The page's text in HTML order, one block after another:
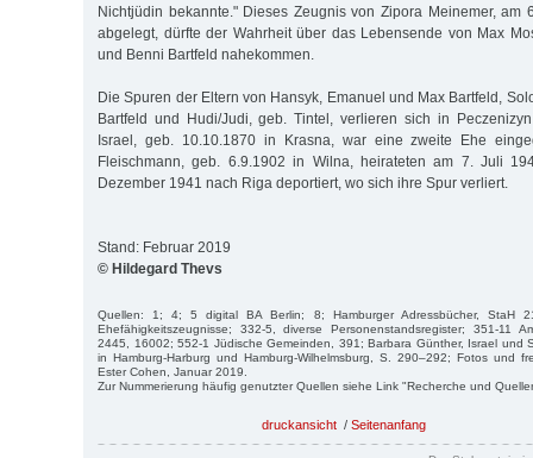
Nichtjüdin bekannte." Dieses Zeugnis von Zipora Meinemer, am
abgelegt, dürfte der Wahrheit über das Lebensende von Max
und Benni Bartfeld nahekommen.
Die Spuren der Eltern von Hansyk, Emanuel und Max Bartfeld,
Bartfeld und Hudi/Judi, geb. Tintel, verlieren sich in
Israel, geb. 10.10.1870 in Krasna, war eine zweite Ehe
Fleischmann, geb. 6.9.1902 in Wilna, heirateten am 7. Juli
Dezember 1941 nach Riga deportiert, wo sich ihre Spur verliert.
Stand: Februar 2019
© Hildegard Thevs
Quellen: 1; 4; 5 digital BA Berlin; 8; Hamburger Adressbücher, StaH
Ehefähigkeitszeugnisse; 332-5, diverse Personenstandsregister; 351-11
2445, 16002; 552-1 Jüdische Gemeinden, 391; Barbara Günther, Israel und
in Hamburg-Harburg und Hamburg-Wilhelmsburg, S. 290–292; Fotos und
Ester Cohen, Januar 2019.
Zur Nummerierung häufig genutzter Quellen siehe Link "Recherche und
druckansicht / Seitenanfang